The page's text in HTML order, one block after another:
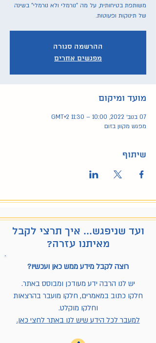
משותפת בטיחותית, על מה "נורמלי ולא נורמלי" בשינה
של תינוקות ופעוטות.
ההרשמה סגורה
מפגשים אחרים
מועד ומיקום
07 בנוב׳ 2022, 10:00 – 11:30 GMT‎+2‎
מפגש מקוון בזום
שיתוף
ועד שניפגש... איך תרצי לקבל
מאיתנו עזרה?
רוצה לקבל מידע ממש כאן ועכשיו?
יש לנו הרבה ידע מעודכן ומבוסס באתר.
חלקו כתוב במאמרים, חלקו מועבר בהרצאות
וחלקו מוקלט.
למעבר לכל הידע שיש לנו באתר לחצי כאן.